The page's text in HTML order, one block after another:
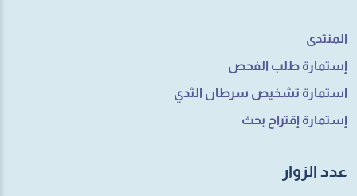
المنتدى
إستمارة طلب الفحص
استمارة تشخيص سرطان الثدي
إستمارة إقتراح بحث
عدد الزوار